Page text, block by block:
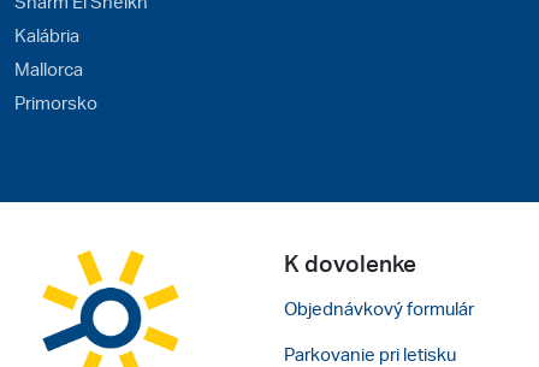
Kalábria
Mallorca
Primorsko
K dovolenke
Objednávkový formulár
Parkovanie pri letisku